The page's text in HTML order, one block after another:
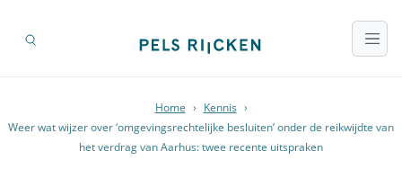
Home › Kennis ›
Weer wat wijzer over ‘omgevingsrechtelijke besluiten’ onder de reikwijdte van
het verdrag van Aarhus: twee recente uitspraken